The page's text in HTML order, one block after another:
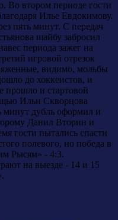
Во втором периоде гости
Илье Евдокимову.
пять минут. С передач
шайбу забросил
периода зажег на
игровой отрезок
видимо, мольбы
до хоккеистов, и
прошло и стартовой
Ильи Скворцова
минут дубль оформил и
Данил Вторин и
гости пытались спасти
полевого, но победа в
Рысям» - 4:3.
на выезде - 14 и 15